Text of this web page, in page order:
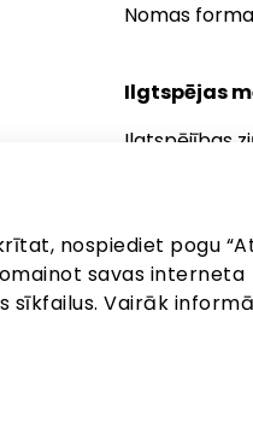
nospiediet pogu
savas interneta
Vairāk
Nomas forma
Ilgtspējas
Ilgtspējības